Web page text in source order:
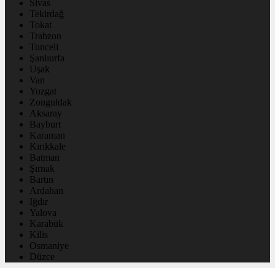
Sivas
Tekirdağ
Tokat
Trabzon
Tunceli
Şanlıurfa
Uşak
Van
Yozgat
Zonguldak
Aksaray
Bayburt
Karaman
Kırıkkale
Batman
Şırnak
Bartın
Ardahan
Iğdır
Yalova
Karabük
Kilis
Osmaniye
Düzce